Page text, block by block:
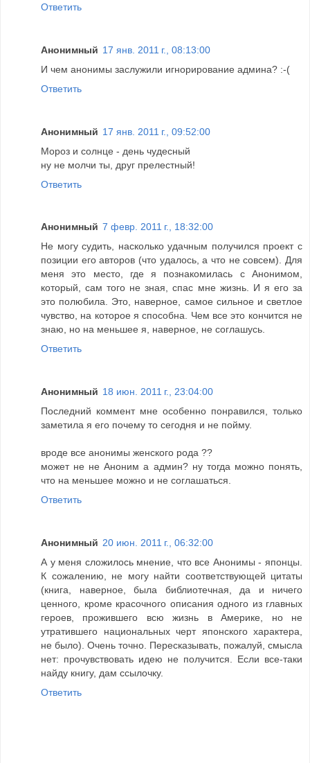
Ответить
Анонимный 17 янв. 2011 г., 08:13:00
И чем анонимы заслужили игнорирование админа? :-(
Ответить
Анонимный 17 янв. 2011 г., 09:52:00
Мороз и солнце - день чудесный
ну не молчи ты, друг прелестный!
Ответить
Анонимный 7 февр. 2011 г., 18:32:00
Не могу судить, насколько удачным получился проект с
позиции его авторов (что удалось, а что не совсем). Для
меня это место, где я познакомилась с Анонимом,
который, сам того не зная, спас мне жизнь. И я его за
это полюбила. Это, наверное, самое сильное и светлое
чувство, на которое я способна. Чем все это кончится не
знаю, но на меньшее я, наверное, не соглашусь.
Ответить
Анонимный 18 июн. 2011 г., 23:04:00
Последний коммент мне особенно понравился, только
заметила я его почему то сегодня и не пойму.
вроде все анонимы женского рода ??
может не не Аноним а админ? ну тогда можно понять,
что на меньшее можно и не соглашаться.
Ответить
Анонимный 20 июн. 2011 г., 06:32:00
А у меня сложилось мнение, что все Анонимы - японцы.
К сожалению, не могу найти соответствующей цитaты
(книга, наверное, была библиотечная, да и ничего
ценного, кроме красочного описaния одного из глaвных
героев, прожившего всю жизнь в Америке, но не
утратившего национальных черт японского характера,
не было). Очeнь точно. Пересказывать, пожалуй, смысла
нет: прочувствовать идею не получится. Eсли все-тaки
найду книгу, дам ссылочку.
Ответить